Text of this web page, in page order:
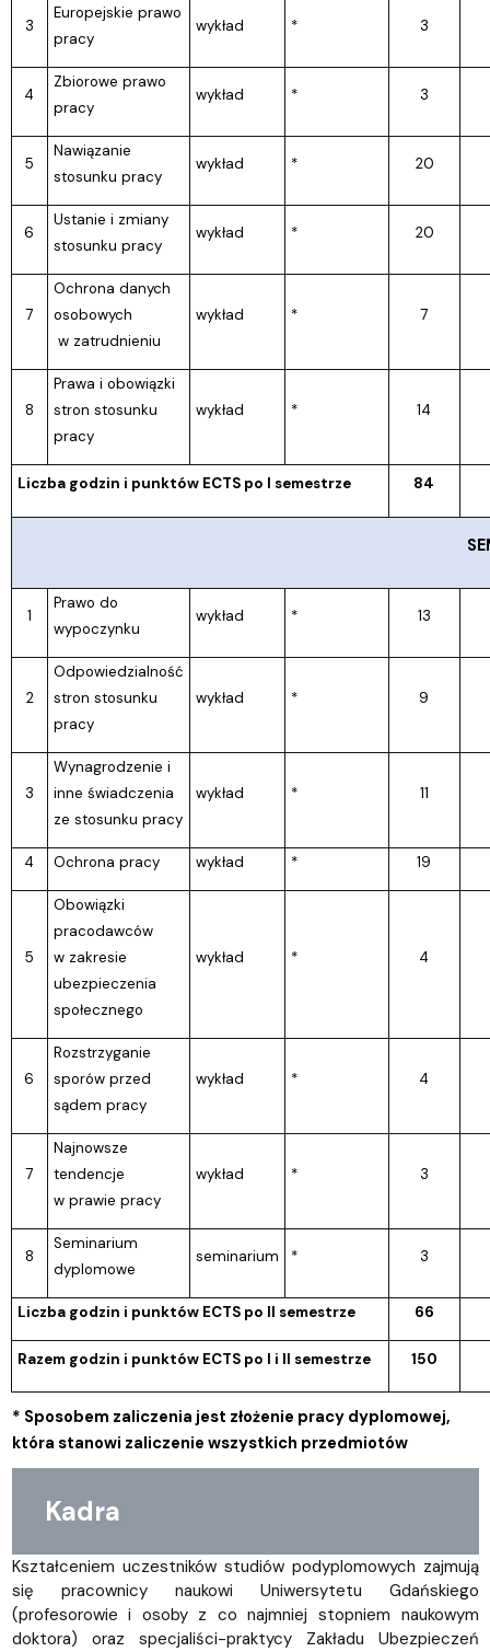
3
Europejskie prawo
pracy
wykład * 3
4
Zbiorowe prawo
pracy
wykład * 3
5
Nawiązanie
stosunku pracy
wykład * 20
6
Ustanie i zmiany
stosunku pracy
wykład * 20
7
Ochrona danych
osobowych
w zatrudnieniu
wykład * 7
8
Prawa i obowiązki
stron stosunku
pracy
wykład * 14
Liczba godzin i punktów ECTS po I semestrze 84
1
Prawo do
wypoczynku
wykład * 13
2
Odpowiedzialność
stron stosunku
pracy
wykład * 9
3
Wynagrodzenie i
inne świadczenia
ze stosunku pracy
wykład * 11
4 Ochrona pracy wykład * 19
5
Obowiązki
pracodawców
w zakresie
ubezpieczenia
społecznego
wykład * 4
6
Rozstrzyganie
sporów przed
sądem pracy
wykład * 4
7
Najnowsze
tendencje
w prawie pracy
wykład * 3
8
Seminarium
dyplomowe
seminarium * 3
Liczba godzin i punktów ECTS po II semestrze 66
Razem godzin i punktów ECTS po I i II semestrze 150
* Sposobem zaliczenia jest złożenie pracy dyplomowej,
która stanowi zaliczenie wszystkich przedmiotów
Kadra
Kształceniem uczestników studiów podyplomowych zajmują
się pracownicy naukowi Uniwersytetu Gdańskiego
(profesorowie i osoby z co najmniej stopniem naukowym
doktora) oraz specjaliści-praktycy Zakładu Ubezpieczeń